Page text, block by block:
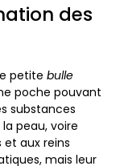
des
petite bulle
poche pouvant
substances
peau, voire
et aux reins
mais leur